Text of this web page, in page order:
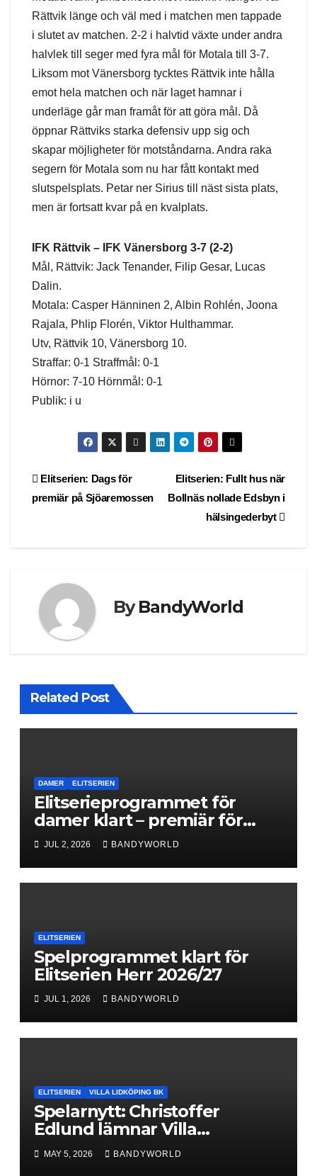
Rättvik länge och väl med i matchen men tappade
i slutet av matchen. 2-2 i halvtid växte under andra
halvlek till seger med fyra mål för Motala till 3-7.
Liksom mot Vänersborg tycktes Rättvik inte hålla
emot hela matchen och när laget hamnar i
underläge går man framåt för att göra mål. Då
öppnar Rättviks starka defensiv upp sig och
skapar möjligheter för motståndarna. Andra raka
segern för Motala som nu har fått kontakt med
slutspelsplats. Petar ner Sirius till näst sista plats,
men är fortsatt kvar på en kvalplats.
IFK Rättvik – IFK Vänersborg 3-7 (2-2)
Mål, Rättvik: Jack Tenander, Filip Gesar, Lucas
Dalin.
Motala: Casper Hänninen 2, Albin Rohlén, Joona
Rajala, Phlip Florén, Viktor Hulthammar.
Utv, Rättvik 10, Vänersborg 10.
Straffar: 0-1 Straffmål: 0-1
Hörnor: 7-10 Hörnmål: 0-1
Publik: i u
Post
navigation
Elitserien: Fullt hus när
Bollnäs nollade Edsbyn i
hälsingederbyt
Elitserien: Dags för
premiär på Sjöaremossen
ByBandyWorld
Related Post
DAMER ELITSERIEN
Elitserieprogrammet för
damer klart – premiär för
Next Level
JUL 2, 2026 BANDYWORLD
ELITSERIEN
Spelprogrammet klart för
Elitserien Herr 2026/27
JUL 1, 2026 BANDYWORLD
ELITSERIEN VILLA LIDKÖPING BK
Spelarnytt: Christoffer
Edlund lämnar Villa
Lidköping – bryter kontraktet
ett år i förtid
MAY 5, 2026 BANDYWORLD